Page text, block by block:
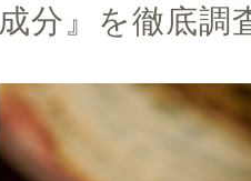
成分』を徹底調